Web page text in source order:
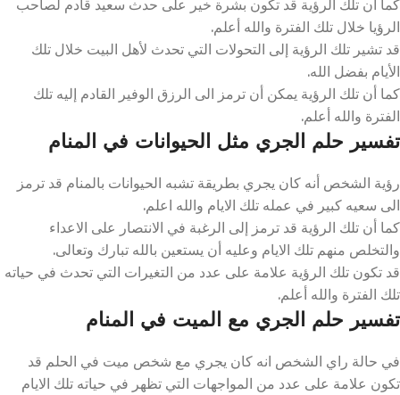
كما أن تلك الرؤية قد تكون بشرة خير على حدث سعيد قادم لصاحب
الرؤيا خلال تلك الفترة والله أعلم.
قد تشير تلك الرؤية إلى التحولات التي تحدث لأهل البيت خلال تلك
الأيام بفضل الله.
كما أن تلك الرؤية يمكن أن ترمز الى الرزق الوفير القادم إليه تلك
الفترة والله أعلم.
تفسير حلم الجري مثل الحيوانات في المنام
رؤية الشخص أنه كان يجري بطريقة تشبه الحيوانات بالمنام قد ترمز
الى سعيه كبير في عمله تلك الايام والله اعلم.
كما أن تلك الرؤية قد ترمز إلى الرغبة في الانتصار على الاعداء
والتخلص منهم تلك الايام وعليه أن يستعين بالله تبارك وتعالى.
قد تكون تلك الرؤية علامة على عدد من التغيرات التي تحدث في حياته
تلك الفترة والله أعلم.
تفسير حلم الجري مع الميت في المنام
في حالة راي الشخص انه كان يجري مع شخص ميت في الحلم قد
تكون علامة على عدد من المواجهات التي تظهر في حياته تلك الايام